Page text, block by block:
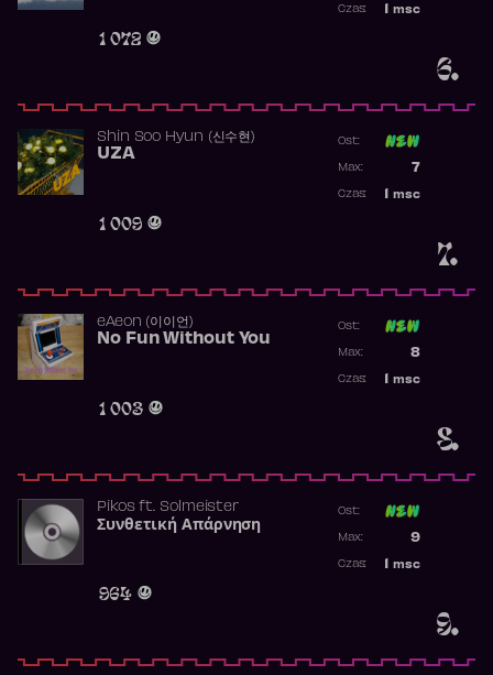
6.
1 072
msc
Czas:
7.
Shin Soo Hyun (신수현)
UZA
1 009
Ost:
7
Max:
msc
Czas:
8.
​eAeon (이이언)
No Fun Without You
1 003
Ost:
8
Max:
msc
Czas:
9.
Pikosft. Solmeister
Συνθετική Απάρνηση
964
Ost:
9
Max:
msc
Czas: